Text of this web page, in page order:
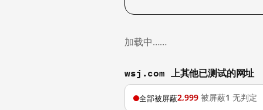
加载中……
wsj.com 上其他已测试的网址
全部被屏蔽2,999 被屏蔽1 无判定